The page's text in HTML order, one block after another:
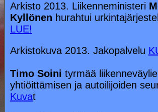
Arkisto 2013. Liikenneministeri
Kyllönen hurahtui
LUE!
Arkistokuva 2013. Jakopalvelu
Timo Soini tyrmää
yhtiöittämisen ja autoilijoiden
Kuvat